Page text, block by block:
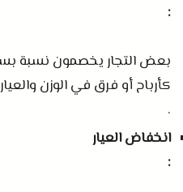
:
بعض التجار يخصمون نسبة
كأرباح أو فرق في الوزن والعيار
.
انخفاض العيار
: